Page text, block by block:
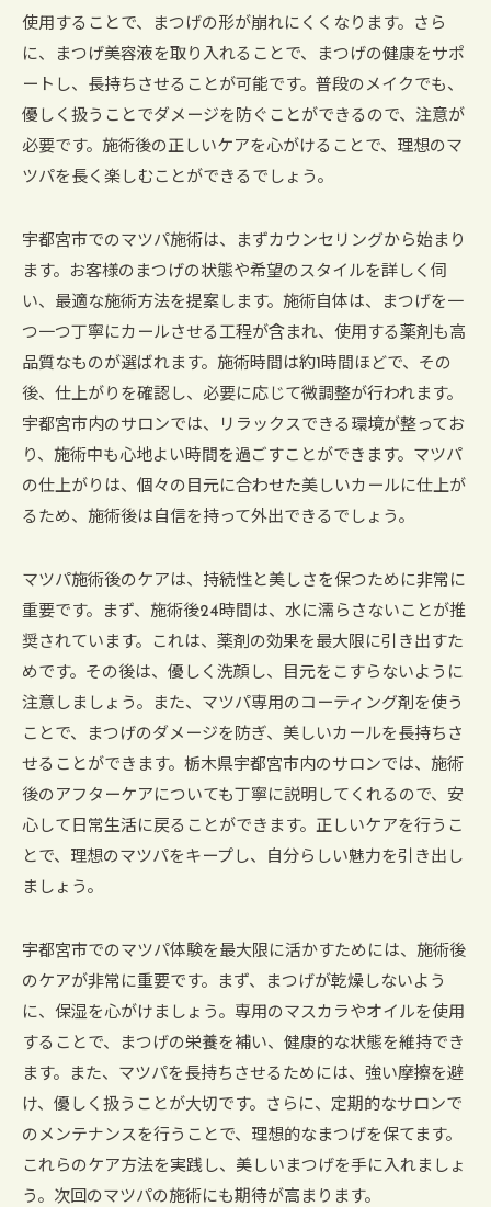
使用することで、まつげの形が崩れにくくなります。さら
に、まつげ美容液を取り入れることで、まつげの健康をサポ
ートし、長持ちさせることが可能です。普段のメイクでも、
優しく扱うことでダメージを防ぐことができるので、注意が
必要です。施術後の正しいケアを心がけることで、理想のマ
ツパを長く楽しむことができるでしょう。
宇都宮市でのマツパ施術は、まずカウンセリングから始まり
ます。お客様のまつげの状態や希望のスタイルを詳しく伺
い、最適な施術方法を提案します。施術自体は、まつげを一
つ一つ丁寧にカールさせる工程が含まれ、使用する薬剤も高
品質なものが選ばれます。施術時間は約1時間ほどで、その
後、仕上がりを確認し、必要に応じて微調整が行われます。
宇都宮市内のサロンでは、リラックスできる環境が整ってお
り、施術中も心地よい時間を過ごすことができます。マツパ
の仕上がりは、個々の目元に合わせた美しいカールに仕上が
るため、施術後は自信を持って外出できるでしょう。
マツパ施術後のケアは、持続性と美しさを保つために非常に
重要です。まず、施術後24時間は、水に濡らさないことが推
奨されています。これは、薬剤の効果を最大限に引き出すた
めです。その後は、優しく洗顔し、目元をこすらないように
注意しましょう。また、マツパ専用のコーティング剤を使う
ことで、まつげのダメージを防ぎ、美しいカールを長持ちさ
せることができます。栃木県宇都宮市内のサロンでは、施術
後のアフターケアについても丁寧に説明してくれるので、安
心して日常生活に戻ることができます。正しいケアを行うこ
とで、理想のマツパをキープし、自分らしい魅力を引き出し
ましょう。
宇都宮市でのマツパ体験を最大限に活かすためには、施術後
のケアが非常に重要です。まず、まつげが乾燥しないよう
に、保湿を心がけましょう。専用のマスカラやオイルを使用
することで、まつげの栄養を補い、健康的な状態を維持でき
ます。また、マツパを長持ちさせるためには、強い摩擦を避
け、優しく扱うことが大切です。さらに、定期的なサロンで
のメンテナンスを行うことで、理想的なまつげを保てます。
これらのケア方法を実践し、美しいまつげを手に入れましょ
う。次回のマツパの施術にも期待が高まります。